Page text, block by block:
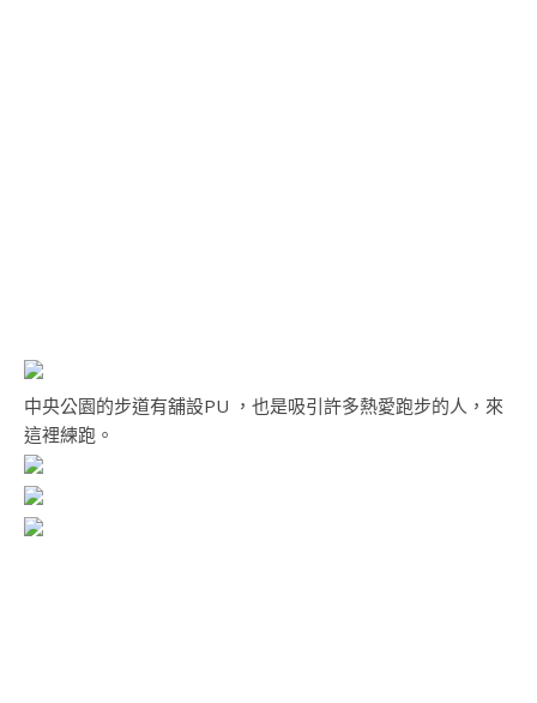
中央公園的步道有舖設PU ，也是吸引許多熱愛跑步的人，來
這裡練跑。